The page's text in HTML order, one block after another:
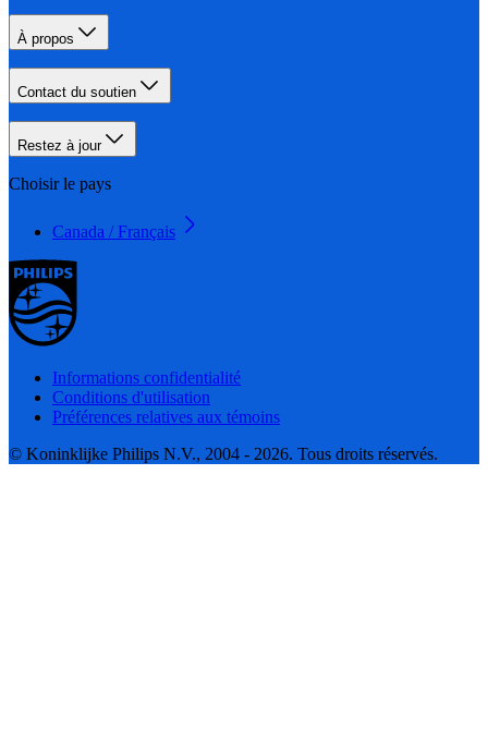
À propos
Contact du soutien
Restez à jour
Choisir le pays
Canada / Français
Informations confidentialité
Conditions d'utilisation
Préférences relatives aux témoins
© Koninklijke Philips N.V., 2004 - 2026. Tous droits réservés.